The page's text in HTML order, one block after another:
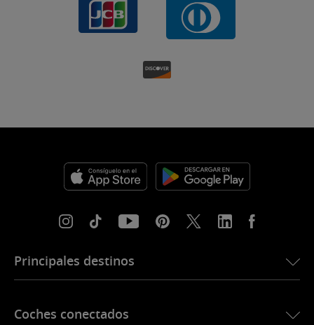
Principales destinos
eSIM para Europa
Coches conectados